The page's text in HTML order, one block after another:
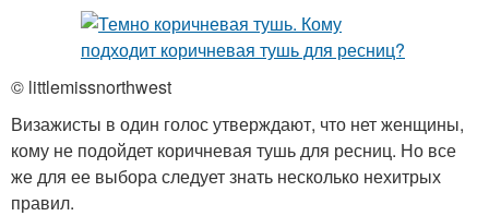
© littlemissnorthwest
Визажисты в один голос утверждают, что нет женщины,
кому не подойдет коричневая тушь для ресниц. Но все
же для ее выбора следует знать несколько нехитрых
правил.